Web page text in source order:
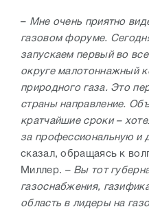
– Мне очень приятно
газовом форуме.
запускаем первый во
округе малотоннажный
природного газа. Это
страны направление.
кратчайшие сроки –
за профессиональную и
сказал, обращаясь к
Миллер. – Вы тот
газоснабжения,
область в лидеры на